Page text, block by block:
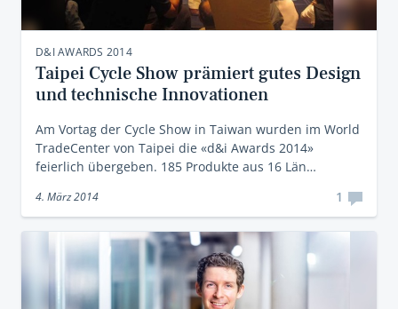
D&I AWARDS 2014
Taipei Cycle Show prämiert gutes Design
und technische Innovationen
Am Vortag der Cycle Show in Taiwan wurden im World
TradeCenter von Taipei die «d&i Awards 2014»
feierlich übergeben. 185 Produkte aus 16 Län…
4. März 2014 1